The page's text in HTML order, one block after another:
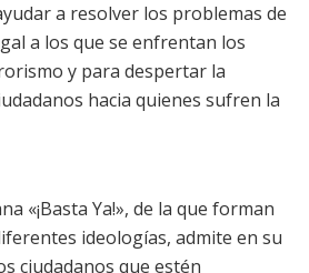
a resolver los problemas de
a los que se enfrentan los
y para despertar la
hacia quienes sufren la
«¡Basta Ya!», de la que forman
ideologías, admite en su
ciudadanos que estén